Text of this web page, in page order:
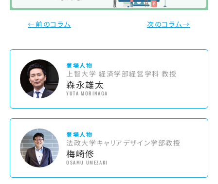
←前のコラム 次のコラム→
登場人物
上智大学 経済学部経営学科 教授
森永雄太
YUTA MORINAGA
登場人物
法政大学キャリアデザイン学部教授
梅崎修
OSAMU UMEZAKI